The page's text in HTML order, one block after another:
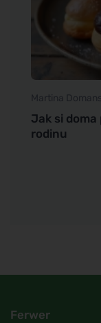
Martina
Jak si
rodinu
Ferwer